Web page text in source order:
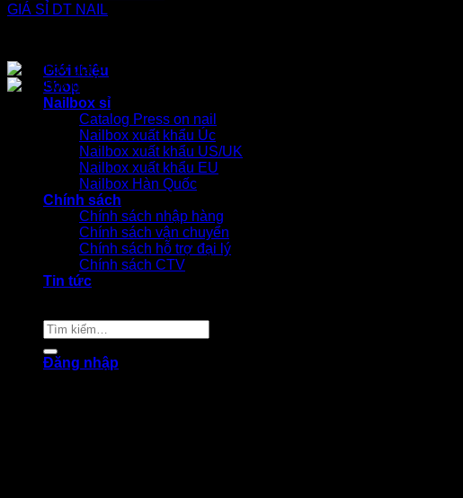
Giới thiệu
Shop
Nailbox sỉ
Catalog Press on nail
Nailbox xuất khẩu Úc
Nailbox xuất khẩu US/UK
Nailbox xuất khẩu EU
Nailbox Hàn Quốc
Chính sách
Chính sách nhập hàng
Chính sách vận chuyển
Chính sách hỗ trợ đại lý
Chính sách CTV
Tin tức
Tìm
kiếm:
Đăng nhập